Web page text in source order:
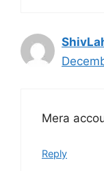
Mera
Reply